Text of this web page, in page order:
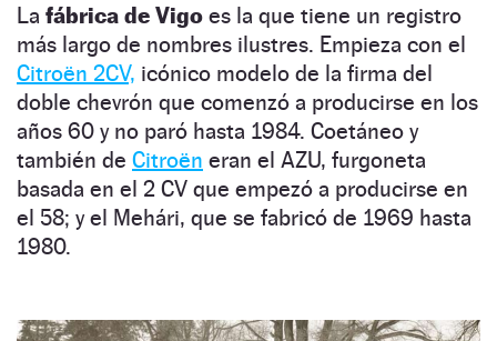
La fábrica de Vigo es la que tiene un registro
más largo de nombres ilustres. Empieza con el
Citroën 2CV, icónico modelo de la firma del
doble chevrón que comenzó a producirse en los
años 60 y no paró hasta 1984. Coetáneo y
también de Citroën eran el AZU, furgoneta
basada en el 2 CV que empezó a producirse en
el 58; y el Mehári, que se fabricó de 1969 hasta
1980.